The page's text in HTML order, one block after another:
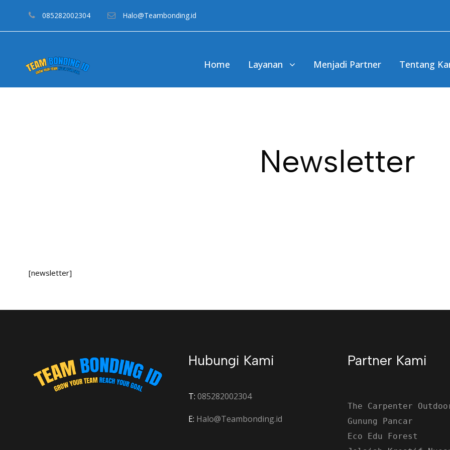
085282002304 Halo@Teambonding.id
Home Layanan Menjadi Partner Tentang
Newsletter
[newsletter]
Hubungi Kami
T: 085282002304
E: Halo@Teambonding.id
Partner Kami
The Carpenter
Gunung Pancar
Eco Edu Forest